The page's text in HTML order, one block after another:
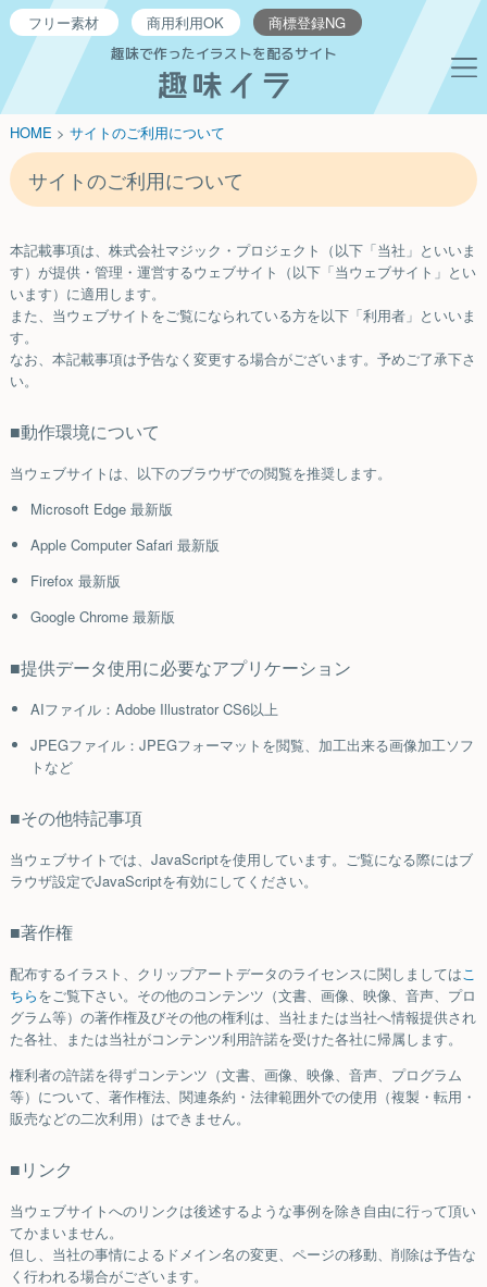
フリー素材 商用利用OK 商標登録NG
趣味で作ったイラストを配るサイト
HOME > サイトのご利用について
サイトのご利用について
本記載事項は、株式会社マジック・プロジェクト（以下「当社」といいま
す）が提供・管理・運営するウェブサイト（以下「当ウェブサイト」とい
います）に適用します。
また、当ウェブサイトをご覧になられている方を以下「利用者」といいま
す。
なお、本記載事項は予告なく変更する場合がございます。予めご了承下さ
い。
■動作環境について
当ウェブサイトは、以下のブラウザでの閲覧を推奨します。
Microsoft Edge 最新版
Apple Computer Safari 最新版
Firefox 最新版
Google Chrome 最新版
■提供データ使用に必要なアプリケーション
AIファイル：Adobe Illustrator CS6以上
JPEGファイル：JPEGフォーマットを閲覧、加工出来る画像加工ソフ
トなど
■その他特記事項
当ウェブサイトでは、JavaScriptを使用しています。ご覧になる際にはブ
ラウザ設定でJavaScriptを有効にしてください。
■著作権
配布するイラスト、クリップアートデータのライセンスに関しましてはこ
ちらをご覧下さい。その他のコンテンツ（文書、画像、映像、音声、プロ
グラム等）の著作権及びその他の権利は、当社または当社へ情報提供され
た各社、または当社がコンテンツ利用許諾を受けた各社に帰属します。
権利者の許諾を得ずコンテンツ（文書、画像、映像、音声、プログラム
等）について、著作権法、関連条約・法律範囲外での使用（複製・転用・
販売などの二次利用）はできません。
■リンク
当ウェブサイトへのリンクは後述するような事例を除き自由に行って頂い
てかまいません。
但し、当社の事情によるドメイン名の変更、ページの移動、削除は予告な
く行われる場合がございます。